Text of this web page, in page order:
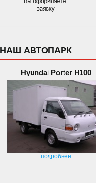
НАШ АВТОПАРК
Hyundai Porter H100
подробнее